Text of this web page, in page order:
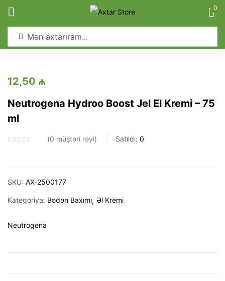
0
12,50 ₼
Neutrogena Hydroo Boost Jel El Kremi – 75
ml
0 müştəri rəyi Satıldı: 0
SKU: AX-2500177
Kategoriya: Bədən Baxımı Əl Kremi
Neutrogena
Sign in